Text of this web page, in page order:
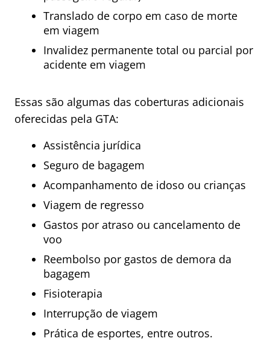
Translado de corpo em caso de morte
em viagem
Invalidez permanente total ou parcial por
acidente em viagem
Essas são algumas das coberturas adicionais
oferecidas pela GTA:
Assistência jurídica
Seguro de bagagem
Acompanhamento de idoso ou crianças
Viagem de regresso
Gastos por atraso ou cancelamento de
voo
Reembolso por gastos de demora da
bagagem
Fisioterapia
Interrupção de viagem
Prática de esportes, entre outros.